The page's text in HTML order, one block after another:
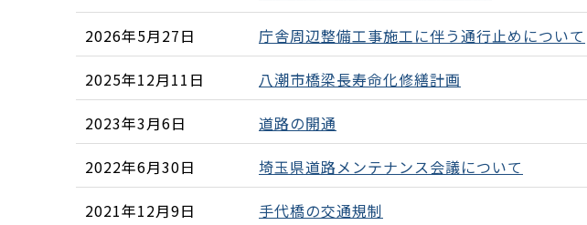
2026年5月27日
庁舎周辺整備工事施工に伴う通行止めについて
2025年12月11日
八潮市橋梁長寿命化修繕計画
2023年3月6日
道路の開通
2022年6月30日
埼玉県道路メンテナンス会議について
2021年12月9日
手代橋の交通規制